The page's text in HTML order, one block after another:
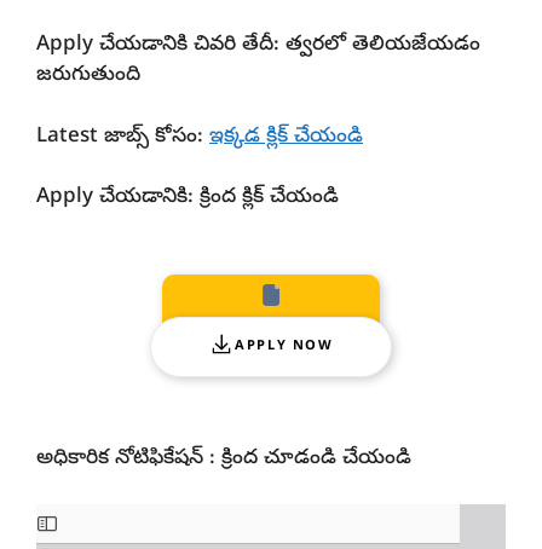
Apply చేయడానికి చివరి తేదీ: త్వరలో తెలియజేయడం
జరుగుతుంది
Latest జాబ్స్ కోసం: ఇక్కడ క్లిక్ చేయండి
Apply చేయడానికి: క్రింద క్లిక్ చేయండి
APPLY NOW
అధికారిక నోటిఫికేషన్ : క్రింద చూడండి చేయండి
Skip